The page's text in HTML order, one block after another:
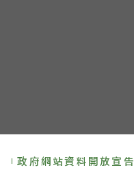
政府網站資料開放宣告